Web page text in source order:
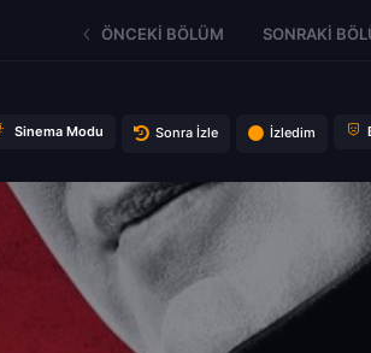
ÖNCEKI BÖLÜM SONRAKI
Sinema Modu Sonra İzle İzledim